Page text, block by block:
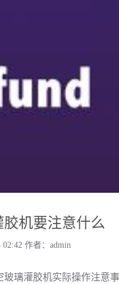
机要注意什么
02:42 作者：admin
璃灌胶机实际操作注意事